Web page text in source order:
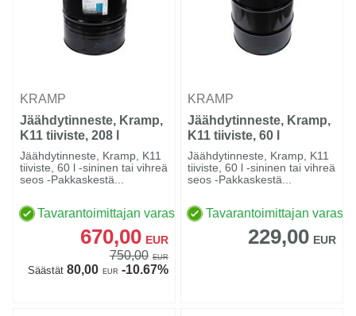
KRAMP
Jäähdytinneste, Kramp,
K11 tiiviste, 208 l
Jäähdytinneste, Kramp, K11
tiiviste, 60 l -sininen tai vihreä
seos -Pakkaskestä...
Tavarantoimittajan varastossa
670,00 EUR
750,00 EUR
Säästät80,00 EUR -10.67%
KRAMP
Jäähdytinneste, Kramp,
K11 tiiviste, 60 l
Jäähdytinneste, Kramp, K11
tiiviste, 60 l -sininen tai vihreä
seos -Pakkaskestä...
Tavarantoimittajan
229,00 EUR